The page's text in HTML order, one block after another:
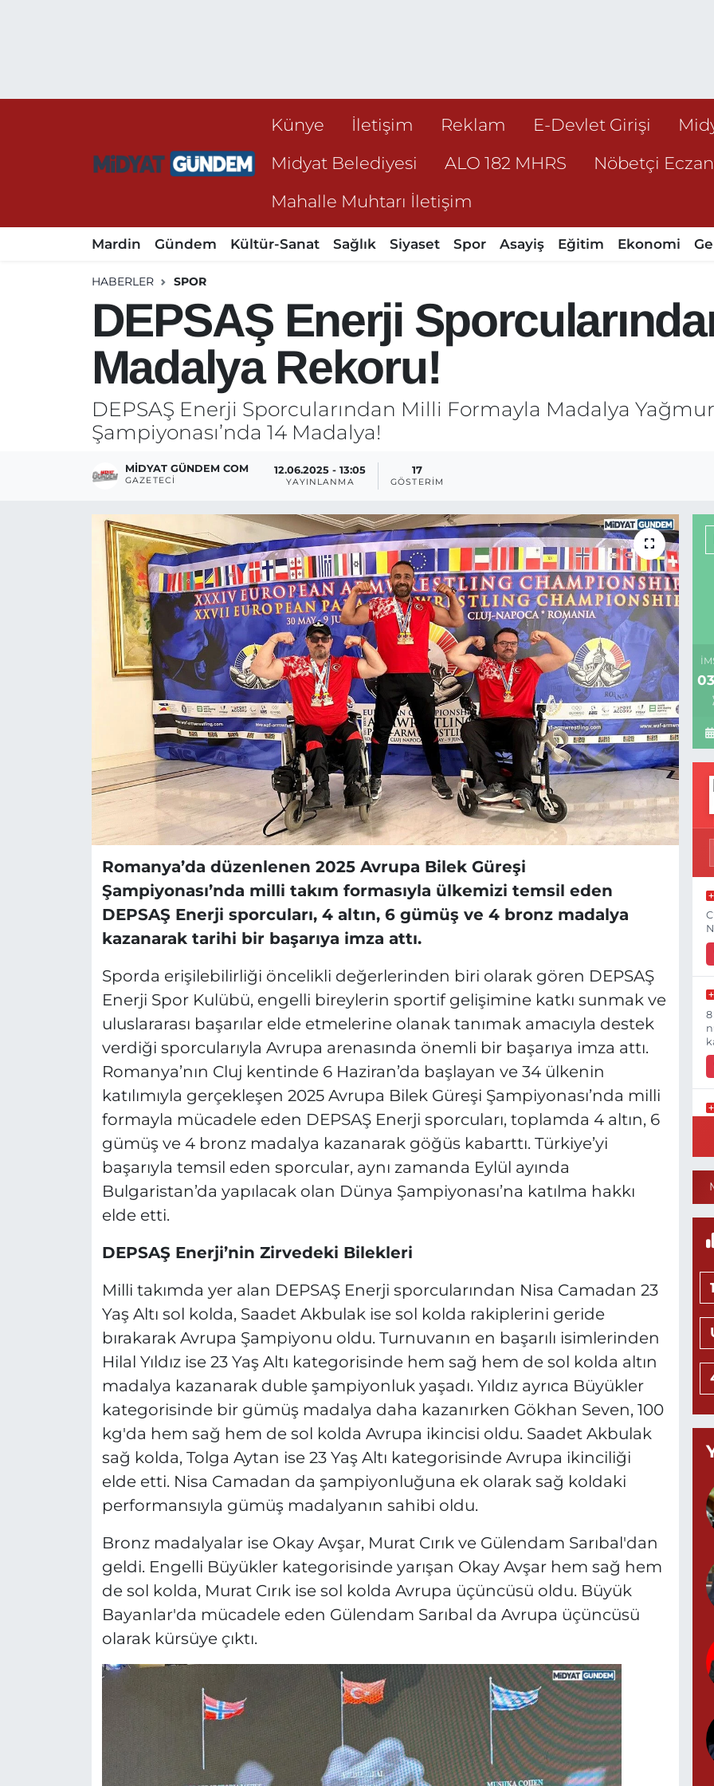
Künye İletişim Reklam E-Devlet Girişi
Midyat Belediyesi
ALO 182 MHRS Nöbetçi
Mahalle Muhtarı İletişim
Mardin Gündem Kültür-Sanat Sağlık Siyaset Spor Asayiş Eğitim Ekonomi
HABERLER SPOR
DEPSAŞ Enerji
Madalya Rekoru!
DEPSAŞ Enerji Sporcularından Milli Formayla Madalya
Şampiyonası’nda 14 Madalya!
MIDYAT GÜNDEM COM
GAZETECI
12.06.2025 - 13:05
YAYINLANMA
17
GÖSTERIM
Romanya’da düzenlenen 2025 Avrupa Bilek Güreşi
Şampiyonası’nda milli takım formasıyla ülkemizi temsil eden
DEPSAŞ Enerji sporcuları, 4 altın, 6 gümüş ve 4 bronz madalya
kazanarak tarihi bir başarıya imza attı.
Sporda erişilebilirliği öncelikli değerlerinden biri olarak gören DEPSAŞ
Enerji Spor Kulübü, engelli bireylerin sportif gelişimine katkı sunmak ve
uluslararası başarılar elde etmelerine olanak tanımak amacıyla destek
verdiği sporcularıyla Avrupa arenasında önemli bir başarıya imza attı.
Romanya’nın Cluj kentinde 6 Haziran’da başlayan ve 34 ülkenin
katılımıyla gerçekleşen 2025 Avrupa Bilek Güreşi Şampiyonası’nda milli
formayla mücadele eden DEPSAŞ Enerji sporcuları, toplamda 4 altın, 6
gümüş ve 4 bronz madalya kazanarak göğüs kabarttı. Türkiye’yi
başarıyla temsil eden sporcular, aynı zamanda Eylül ayında
Bulgaristan’da yapılacak olan Dünya Şampiyonası’na katılma hakkı
elde etti.
DEPSAŞ Enerji’nin Zirvedeki Bilekleri
Milli takımda yer alan DEPSAŞ Enerji sporcularından Nisa Camadan 23
Yaş Altı sol kolda, Saadet Akbulak ise sol kolda rakiplerini geride
bırakarak Avrupa Şampiyonu oldu. Turnuvanın en başarılı isimlerinden
Hilal Yıldız ise 23 Yaş Altı kategorisinde hem sağ hem de sol kolda altın
madalya kazanarak duble şampiyonluk yaşadı. Yıldız ayrıca Büyükler
kategorisinde bir gümüş madalya daha kazanırken Gökhan Seven, 100
kg'da hem sağ hem de sol kolda Avrupa ikincisi oldu. Saadet Akbulak
sağ kolda, Tolga Aytan ise 23 Yaş Altı kategorisinde Avrupa ikinciliği
elde etti. Nisa Camadan da şampiyonluğuna ek olarak sağ koldaki
performansıyla gümüş madalyanın sahibi oldu.
Bronz madalyalar ise Okay Avşar, Murat Cırık ve Gülendam Sarıbal'dan
geldi. Engelli Büyükler kategorisinde yarışan Okay Avşar hem sağ hem
de sol kolda, Murat Cırık ise sol kolda Avrupa üçüncüsü oldu. Büyük
Bayanlar'da mücadele eden Gülendam Sarıbal da Avrupa üçüncüsü
olarak kürsüye çıktı.
8